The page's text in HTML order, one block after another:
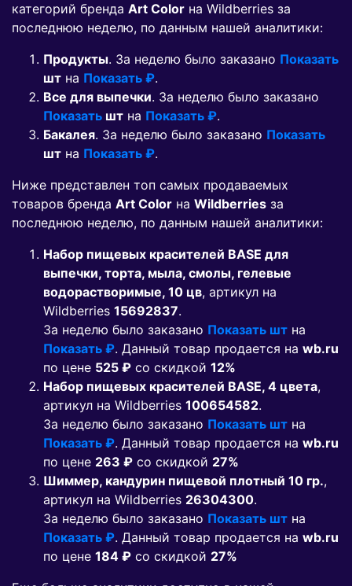
категорий бренда Art Color на Wildberries за
последнюю неделю, по данным нашей аналитики:
Продукты. За неделю было заказано Показать
шт на Показать ₽.
Все для выпечки. За неделю было заказано
Показать шт на Показать ₽.
Бакалея. За неделю было заказано Показать
шт на Показать ₽.
Ниже представлен топ самых продаваемых
товаров бренда Art Color на Wildberries за
последнюю неделю, по данным нашей аналитики:
Набор пищевых красителей BASE для
выпечки, торта, мыла, смолы, гелевые
водорастворимые, 10 цв, артикул на
Wildberries 15692837.
За неделю было заказано Показать шт на
Показать ₽. Данный товар продается на wb.ru
по цене 525 ₽ co скидкой 12%
Набор пищевых красителей BASE, 4 цвета,
артикул на Wildberries 100654582.
За неделю было заказано Показать шт на
Показать ₽. Данный товар продается на wb.ru
по цене 263 ₽ co скидкой 27%
Шиммер, кандурин пищевой плотный 10 гр.,
артикул на Wildberries 26304300.
За неделю было заказано Показать шт на
Показать ₽. Данный товар продается на wb.ru
по цене 184 ₽ co скидкой 27%